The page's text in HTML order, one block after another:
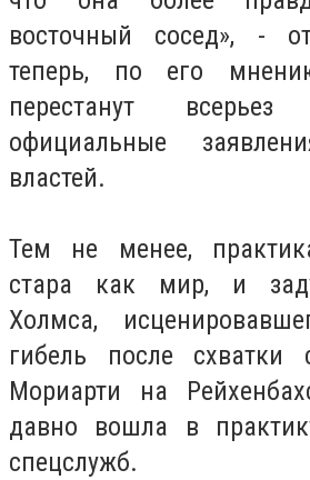
восточный сосед», -
теперь, по его
перестанут всерьез
официальные
властей.
Тем не менее,
стара как мир, и
Холмса,
гибель после схватки
Мориарти на
давно вошла в
спецслужб.